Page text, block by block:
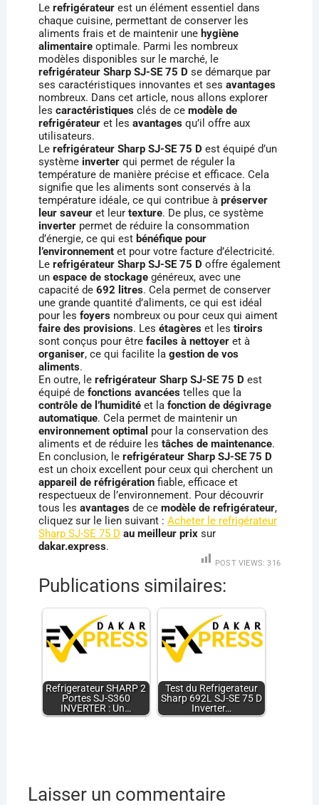
Le refrigérateurest un élément essentiel dans
chaque cuisine, permettant de conserver les
aliments frais et de maintenir une hygiène
alimentaireoptimale. Parmi les nombreux
modèles disponibles sur le marché, le
refrigérateur Sharp SJ-SE 75 D se démarque par
ses caractéristiques innovantes et ses avantages
nombreux. Dans cet article, nous allons explorer
les caractéristiquesclés de ce modèle de
refrigérateuret les avantagesqu’il offre aux
utilisateurs.
Le refrigérateur Sharp SJ-SE 75 D est équipé d’un
système inverterqui permet de réguler la
température de manière précise et efficace. Cela
signifie que les aliments sont conservés à la
température idéale, ce qui contribue à préserver
leur saveuret leur texture. De plus, ce système
inverterpermet de réduire la consommation
d’énergie, ce qui est bénéfique pour
l’environnementet pour votre facture d’électricité.
Le refrigérateur Sharp SJ-SE 75 D offre également
un espace de stockagegénéreux, avec une
capacité de 692 litres. Cela permet de conserver
une grande quantité d’aliments, ce qui est idéal
pour les foyersnombreux ou pour ceux qui aiment
faire des provisions. Les étagèreset les tiroirs
sont conçus pour être faciles à nettoyeret à
organiser, ce qui facilite la gestion de vos
aliments.
En outre, le refrigérateur Sharp SJ-SE 75 D est
équipé de fonctions avancéestelles que la
contrôle de l’humiditéet la fonction de dégivrage
automatique. Cela permet de maintenir un
environnement optimal pour la conservation des
aliments et de réduire les tâches de maintenance.
En conclusion, le refrigérateur Sharp SJ-SE 75 D
est un choix excellent pour ceux qui cherchent un
appareil de réfrigérationfiable, efficace et
respectueux de l’environnement. Pour découvrir
tous les avantagesde ce modèle de refrigérateur,
cliquez sur le lien suivant : Acheter le refrigérateur
Sharp SJ-SE 75 D au meilleur prixsur
dakar.express.
POST VIEWS: 316
Publications similaires:
Refrigerateur SHARP 2
Portes SJ-S360
INVERTER : Un…
Test du Refrigerateur
Sharp 692L SJ-SE 75 D
Inverter…
Laisser un commentaire